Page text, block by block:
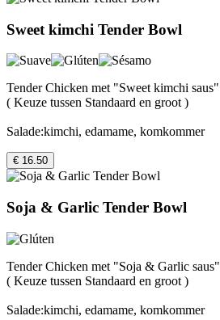
Sweet kimchi Tender Bowl
Tender Chicken met "Sweet kimchi saus"
( Keuze tussen Standaard en groot )
Salade:kimchi, edamame, komkommer
€ 16.50
Soja & Garlic Tender Bowl
Tender Chicken met "Soja & Garlic saus"
( Keuze tussen Standaard en groot )
Salade:kimchi, edamame, komkommer